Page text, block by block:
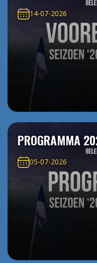
14-07-2026
PROGRAMMA
05-07-2026